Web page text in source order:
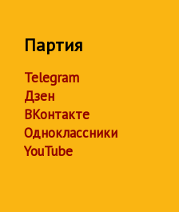
Партия
Telegram
Дзен
ВКонтакте
Одноклассники
YouTube